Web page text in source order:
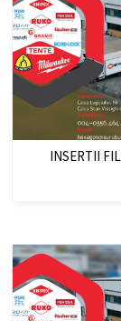
INSERTII